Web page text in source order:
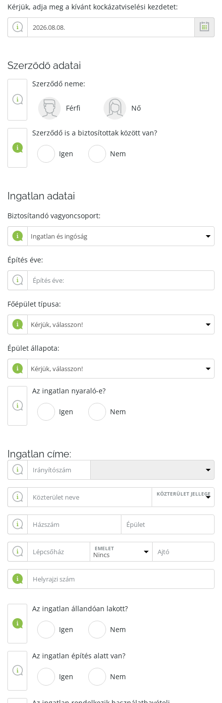
Kérjük, adja meg a kívánt kockázatviselési kezdetet:
Szerződő adatai
Szerződő neme:
Férfi Nő
Szerződő is a biztosítottak között van?
Igen Nem
Ingatlan adatai
Biztosítandó vagyoncsoport:
Építés éve:
Főépület típusa:
Épület állapota:
Az ingatlan nyaraló-e?
Igen Nem
Ingatlan címe:
KÖZTERÜLET JELLEGE
EMELET
Az ingatlan állandóan lakott?
Igen Nem
Az ingatlan építés alatt van?
Igen Nem